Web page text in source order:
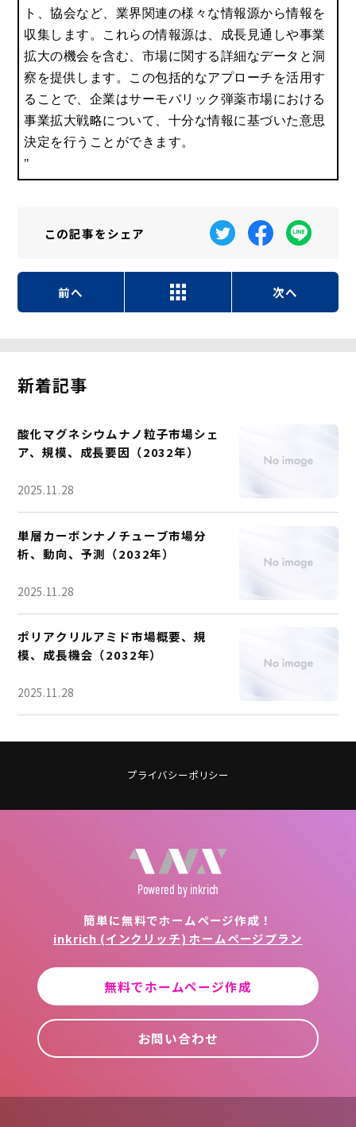
ト、協会など、業界関連の様々な情報源から情報を
収集します。これらの情報源は、成長見通しや事業
拡大の機会を含む、市場に関する詳細なデータと洞
察を提供します。この包括的なアプローチを活用す
ることで、企業はサーモバリック弾薬市場における
事業拡大戦略について、十分な情報に基づいた意思
決定を行うことができます。
"
この記事をシェア
前へ 次へ
新着記事
酸化マグネシウムナノ粒子市場シェ
ア、規模、成長要因（2032年）
2025.11.28
単層カーボンナノチューブ市場分
析、動向、予測（2032年）
2025.11.28
ポリアクリルアミド市場概要、規
模、成長機会（2032年）
2025.11.28
プライバシーポリシー
Powered by inkrich
簡単に無料でホームページ作成！
inkrich (インクリッチ) ホームページプラン
無料でホームページ作成
お問い合わせ